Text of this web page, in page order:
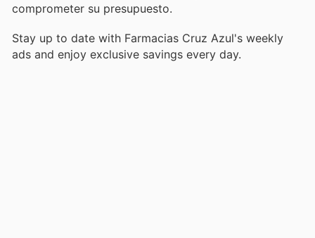
comprometer su presupuesto.
Stay up to date with Farmacias Cruz Azul's weekly
ads and enjoy exclusive savings every day.